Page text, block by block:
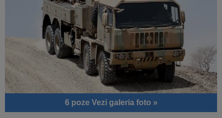
6 poze Vezi galeria foto »